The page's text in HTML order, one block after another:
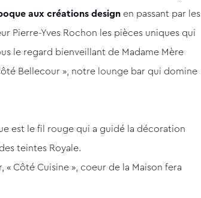
aux créations designen passant par les
Pierre-Yves Rochon les pièces uniques qui
le regard bienveillant de Madame Mère
Bellecour », notre lounge bar qui domine
est le fil rouge qui a guidé la décoration
teintes Royale.
« Côté Cuisine », coeur de la Maison fera